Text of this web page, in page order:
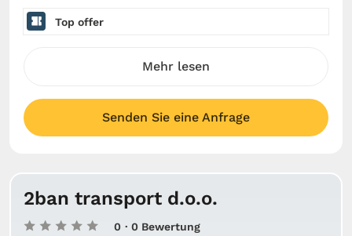
Top offer
Mehr lesen
Senden Sie eine Anfrage
2ban transport d.o.o.
0 · 0 Bewertung